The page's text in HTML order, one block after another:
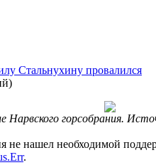
Стальнухину провалился
)
Нарвского горсобрания.
не нашел необходимой
.